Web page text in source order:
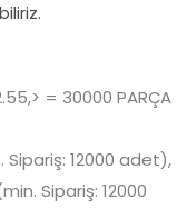
= 30000 PARÇA
12000 adet),
Sipariş: 12000